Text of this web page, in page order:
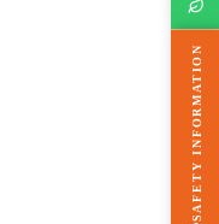
SAFETY INFORMATION